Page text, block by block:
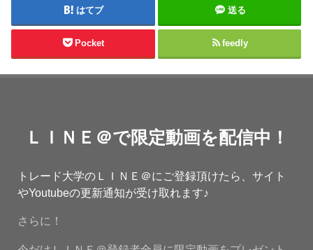
はてブ 送る
Pocket feedly
ＬＩＮＥ＠で限定動画を配信中！
トレード大学のＬＩＮＥ＠にご登録頂けたら、サイト
やYoutubeの更新通知が受け取れます♪
さらに！